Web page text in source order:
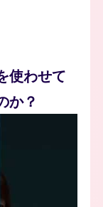
使わせて
か？